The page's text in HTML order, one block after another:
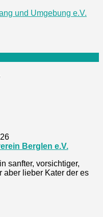
und Umgebung e.V.
Berglen e.V.
sanfter, vorsichtiger,
aber lieber Kater der es